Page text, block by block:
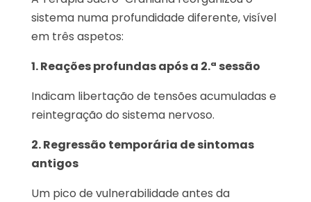
sistema numa profundidade diferente, visível
em três aspetos:
1. Reações profundas após a 2.ª sessão
Indicam libertação de tensões acumuladas e
reintegração do sistema nervoso.
2. Regressão temporária de sintomas
antigos
Um pico de vulnerabilidade antes da